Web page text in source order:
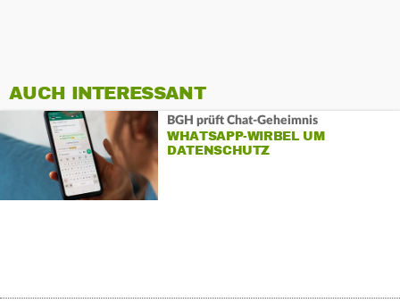
AUCH INTERESSANT
BGH prüft Chat-Geheimnis
WHATSAPP-WIRBEL UM
DATENSCHUTZ